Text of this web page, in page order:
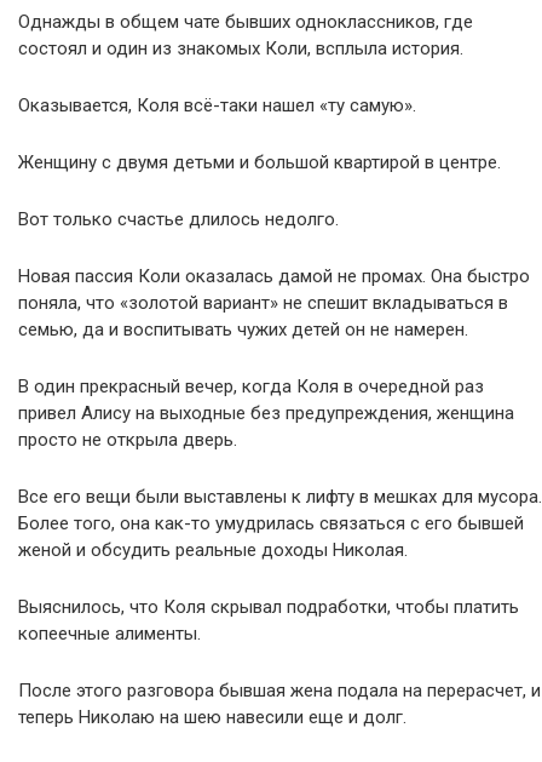
Однажды в общем чате бывших одноклассников, где
состоял и один из знакомых Коли, всплыла история.
Оказывается, Коля всё-таки нашел «ту самую».
Женщину с двумя детьми и большой квартирой в центре.
Вот только счастье длилось недолго.
Новая пассия Коли оказалась дамой не промах. Она быстро
поняла, что «золотой вариант» не спешит вкладываться в
семью, да и воспитывать чужих детей он не намерен.
В один прекрасный вечер, когда Коля в очередной раз
привел Алису на выходные без предупреждения, женщина
просто не открыла дверь.
Все его вещи были выставлены к лифту в мешках для мусора.
Более того, она как-то умудрилась связаться с его бывшей
женой и обсудить реальные доходы Николая.
Выяснилось, что Коля скрывал подработки, чтобы платить
копеечные алименты.
После этого разговора бывшая жена подала на перерасчет, и
теперь Николаю на шею навесили еще и долг.